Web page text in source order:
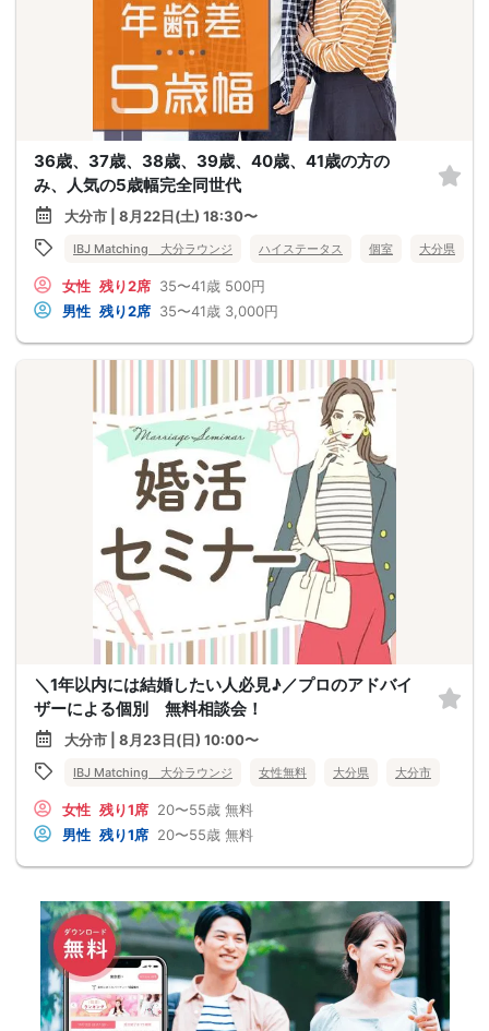
36歳、37歳、38歳、39歳、40歳、41歳の方の
み、人気の5歳幅完全同世代
大分市 | 8月22日(土) 18:30〜
IBJ Matching 大分ラウンジ ハイステータス 個室 大分県
女性 残り2席 35〜41歳 500円
男性 残り2席 35〜41歳 3,000円
＼1年以内には結婚したい人必見♪／プロのアドバイ
ザーによる個別 無料相談会！
大分市 | 8月23日(日) 10:00〜
IBJ Matching 大分ラウンジ 女性無料 大分県 大分市
女性 残り1席 20〜55歳 無料
男性 残り1席 20〜55歳 無料